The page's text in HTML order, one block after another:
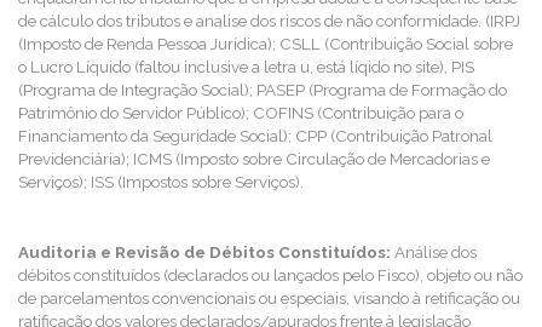
de cálculo dos tributos e analise dos riscos de não conformidade. (IRPJ
(Imposto de Renda Pessoa Jurídica); CSLL (Contribuição Social sobre
o Lucro Líquido (faltou inclusive a letra u, está líqido no site), PIS
(Programa de Integração Social); PASEP (Programa de Formação do
Patrimônio do Servidor Público); COFINS (Contribuição para o
Financiamento da Seguridade Social); CPP (Contribuição Patronal
Previdenciária); ICMS (Imposto sobre Circulação de Mercadorias e
Serviços); ISS (Impostos sobre Serviços).
Auditoria e Revisão de Débitos Constituídos: Análise dos
débitos constituídos (declarados ou lançados pelo Fisco), objeto ou não
de parcelamentos convencionais ou especiais, visando à retificação ou
ratificação dos valores declarados/apurados frente à legislação